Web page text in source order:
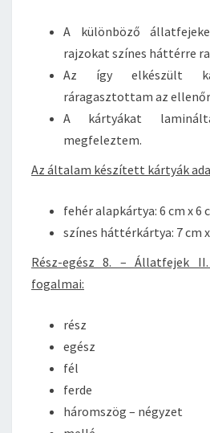
A különböző
rajzokat színes háttérre
Az így elkészült
ráragasztottam az
A kártyákat
megfeleztem.
Az általam készített kártyák
fehér alapkártya: 6 cm x 6
színes háttérkártya: 7 cm
Rész-egész 8. – Állatfejek
fogalmai:
rész
egész
fél
ferde
háromszög – négyzet